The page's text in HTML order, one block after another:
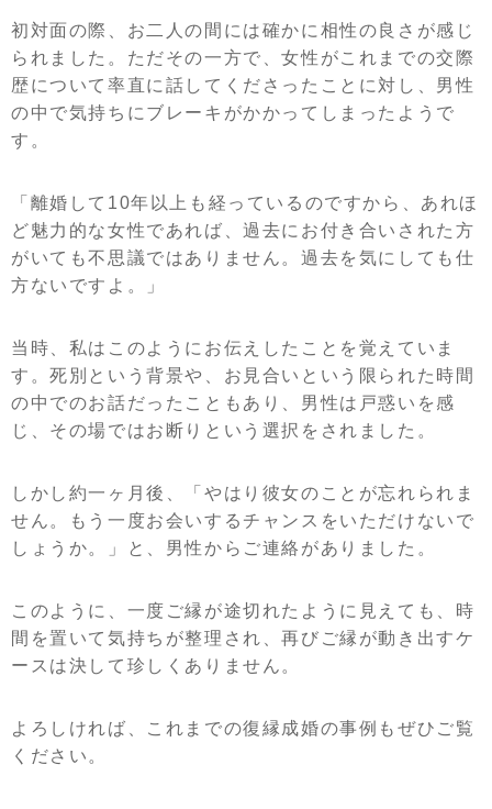
初対面の際、お二人の間には確かに相性の良さが感じ
られました。ただその一方で、女性がこれまでの交際
歴について率直に話してくださったことに対し、男性
の中で気持ちにブレーキがかかってしまったようで
す。
「離婚して10年以上も経っているのですから、あれほ
ど魅力的な女性であれば、過去にお付き合いされた方
がいても不思議ではありません。過去を気にしても仕
方ないですよ。」
当時、私はこのようにお伝えしたことを覚えていま
す。死別という背景や、お見合いという限られた時間
の中でのお話だったこともあり、男性は戸惑いを感
じ、その場ではお断りという選択をされました。
しかし約一ヶ月後、「やはり彼女のことが忘れられま
せん。もう一度お会いするチャンスをいただけないで
しょうか。」と、男性からご連絡がありました。
このように、一度ご縁が途切れたように見えても、時
間を置いて気持ちが整理され、再びご縁が動き出すケ
ースは決して珍しくありません。
よろしければ、これまでの復縁成婚の事例もぜひご覧
ください。